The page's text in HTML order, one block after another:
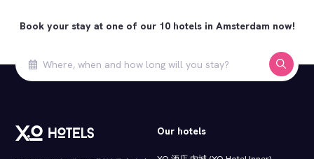
Book your stay at one of our 10 hotels in Amsterdam now!
Our hotels